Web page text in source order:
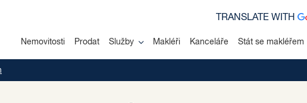
Nemovitosti Prodat Služby Makléři Kanceláře Stát se makléřem
TRANSLATE WITH